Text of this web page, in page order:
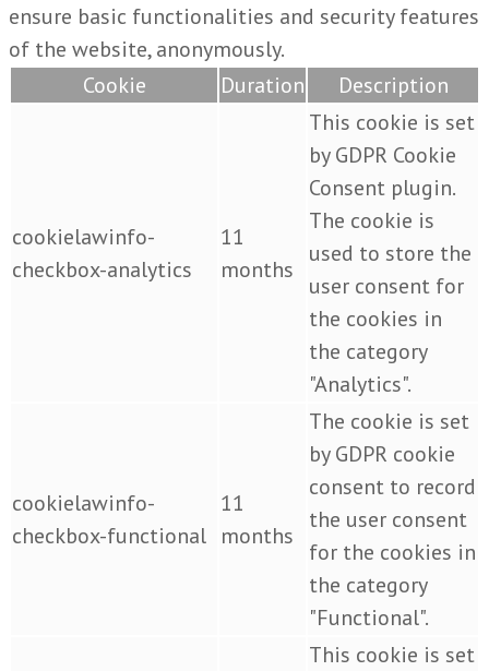
ensure basic functionalities and security features
of the website, anonymously.
Cookie
Duration Description
cookielawinfo-
checkbox-analytics
11
months
This cookie is set
by GDPR Cookie
Consent plugin.
The cookie is
used to store the
user consent for
the cookies in
the category
"Analytics".
cookielawinfo-
checkbox-functional
11
months
The cookie is set
by GDPR cookie
consent to record
the user consent
for the cookies in
the category
"Functional".
This cookie is set